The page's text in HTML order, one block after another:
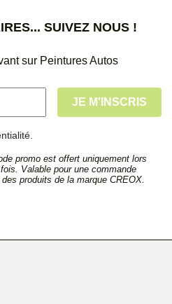
SUIVEZ NOUS !
sur Peintures Autos
promo est offert uniquement lors
Valable pour une commande
produits de la marque CREOX.